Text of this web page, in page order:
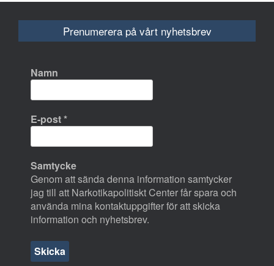
Prenumerera på vårt nyhetsbrev
Namn
E-post*
Samtycke
Genom att sända denna information samtycker
jag till att Narkotikapolitiskt Center får spara och
använda mina kontaktuppgifter för att skicka
information och nyhetsbrev.